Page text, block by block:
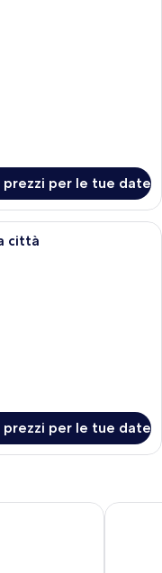
prezzi per le tue date
d'albergo con due letti,
città
prezzi per le tue date
Holiday